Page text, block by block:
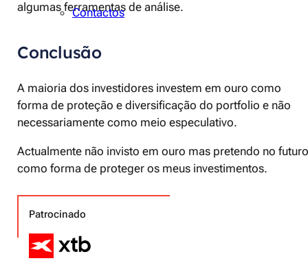
Contactos
algumas ferramentas de análise.
Conclusão
A maioria dos investidores investem em ouro como
forma de proteção e diversificação do portfolio e não
necessariamente como meio especulativo.
Actualmente não invisto em ouro mas pretendo no
como forma de proteger os meus investimentos.
Patrocinado